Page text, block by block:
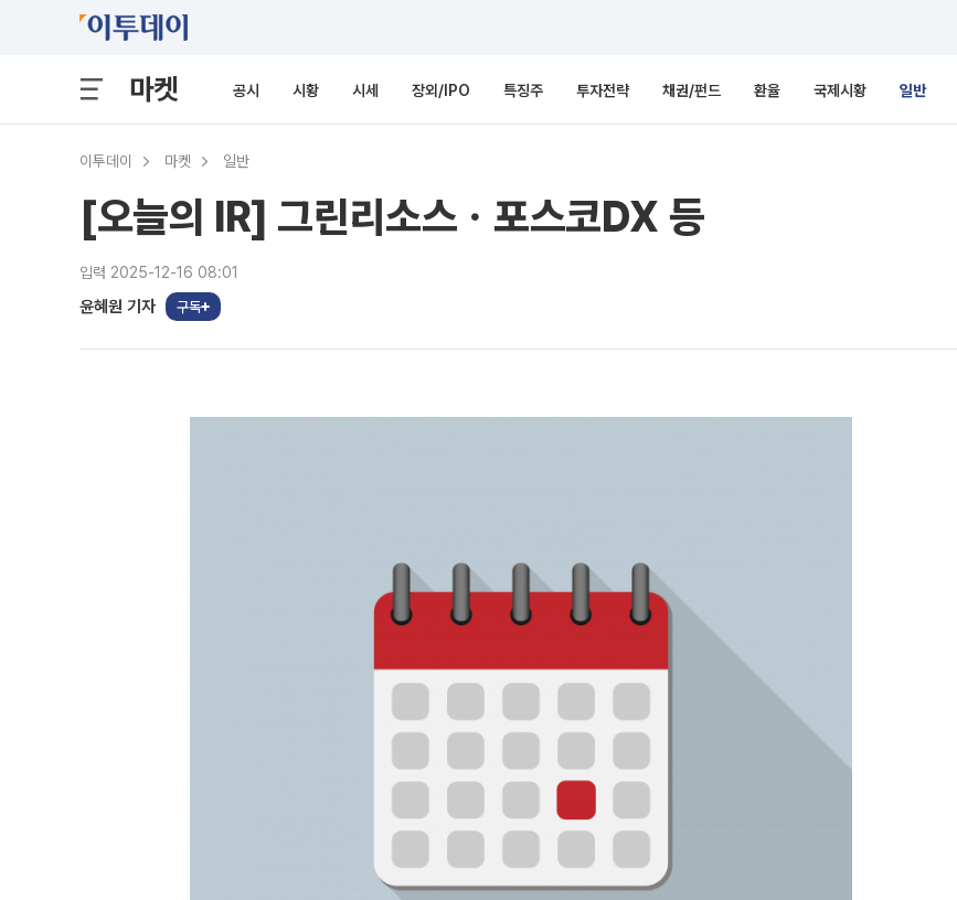
마켓 공시 시황 시세 장외/IPO 특징주 투자전략 채권/펀드 환율 국제시황 일반
이투데이 마켓 일반
[오늘의 IR] 그린리소스ㆍ포스코DX 등
입력 2025-12-16 08:01
윤혜원 기자 구독